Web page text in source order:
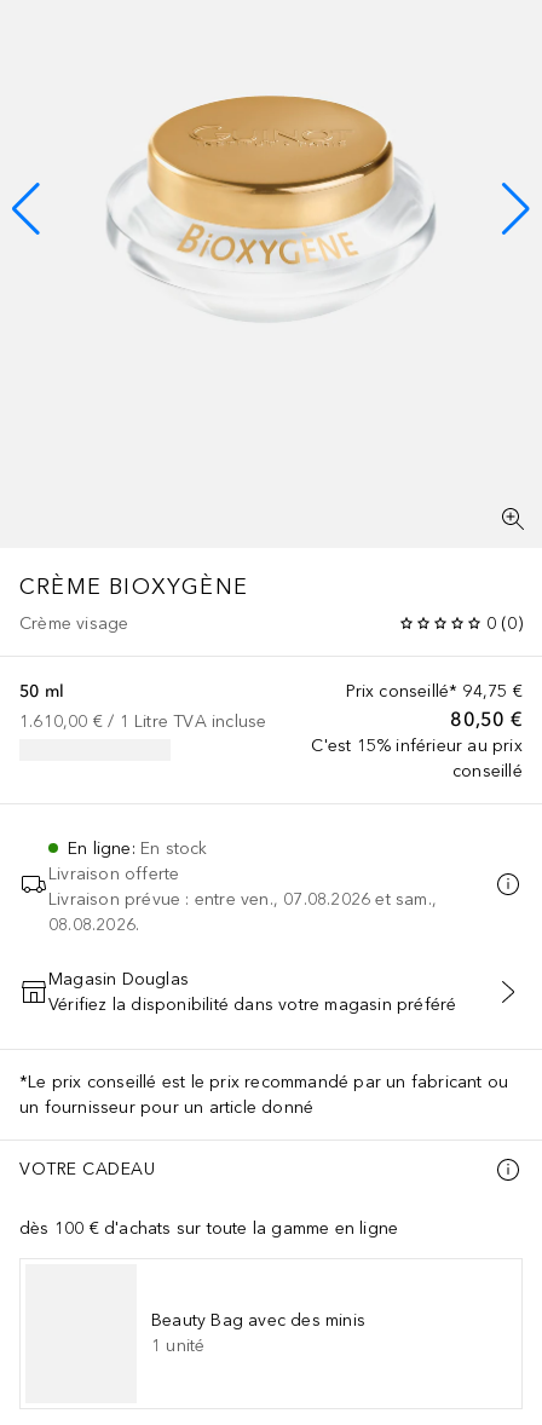
CRÈME BIOXYGÈNE
Crème visage 0 (0)
Prix conseillé* 94,75 €
80,50 €
C'est 15% inférieur au prix
conseillé
50 ml
1.610,00 € / 1 Litre TVA incluse
En ligne: En stock
Livraison offerte
Livraison prévue : entre ven., 07.08.2026 et sam.,
08.08.2026.
AJOUTER AU PANIER
Magasin Douglas
Vérifiez la disponibilité dans votre magasin préféré
*Le prix conseillé est le prix recommandé par un fabricant ou
un fournisseur pour un article donné
VOTRE CADEAU
dès 100 € d'achats sur toute la gamme en ligne
Beauty Bag avec des minis
1 unité